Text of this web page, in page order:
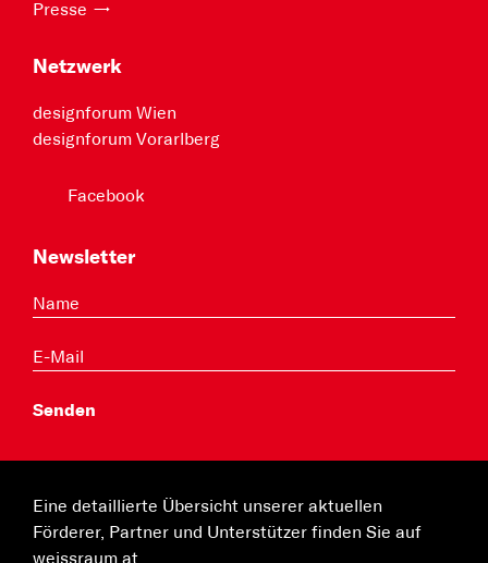
Presse
Netzwerk
designforum Wien
designforum Vorarlberg
Facebook
Newsletter
Eine detaillierte Übersicht unserer aktuellen
Förderer, Partner und Unterstützer finden Sie auf
weissraum.at